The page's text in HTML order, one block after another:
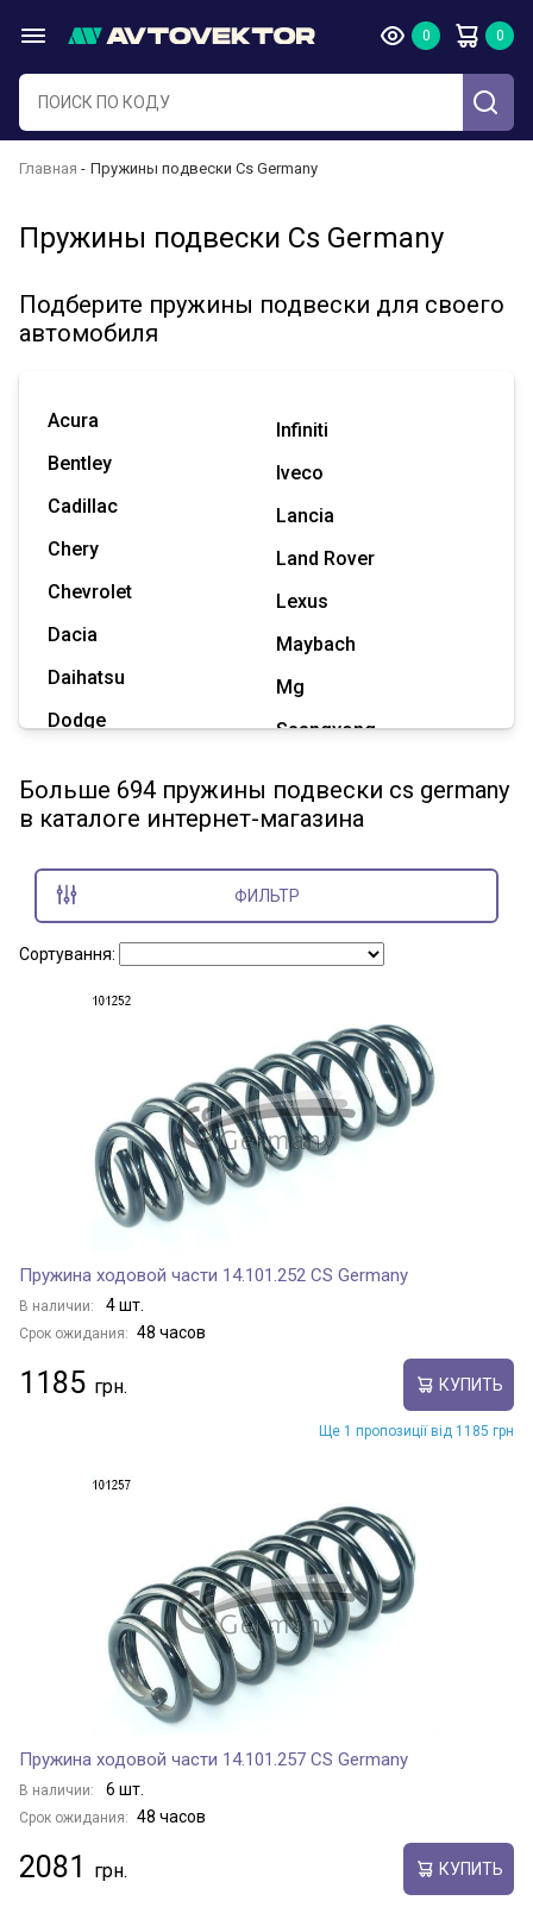
Главная Пружины подвески Cs Germany
Пружины подвески Cs Germany
Подберите пружины подвески для своего
автомобиля
Acura
Bentley
Cadillac
Chery
Chevrolet
Dacia
Daihatsu
Dodge
Great Wall
Hummer
Infiniti
Iveco
Lancia
Land Rover
Lexus
Maybach
Mg
Ssangyong
Tesla
Показать все марки
Больше 694 пружины подвески cs germany
в каталоге интернет-магазина
ФИЛЬТР
Сортування:
Пружина ходовой части 14.101.252 CS Germany
В наличии: 4 шт.
Срок ожидания: 48 часов
1185 КУПИТЬ
Ще 1 пропозиції від 1185 грн
Пружина ходовой части 14.101.257 CS Germany
В наличии: 6 шт.
Срок ожидания: 48 часов
2081 КУПИТЬ